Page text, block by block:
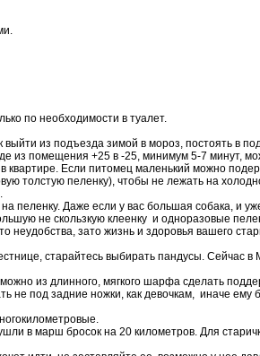
по необходимости в туалет.
из подъезда зимой в мороз, постоять в
из помещения +25 в -25, минимум 5-7 минут,
квартире. Если питомец маленький можно
толстую пеленку), чтобы не лежать на
пеленку. Даже если у вас большая собака, и
не скользкую клеенку и одноразовые
неудобства, зато жизнь и здоровья вашего
старайтесь выбирать пандусы. Сейчас
из длинного, мягкого шарфа сделать
не под задние ножки, как девочкам, иначе ему
в марш бросок на 20 километров. Для